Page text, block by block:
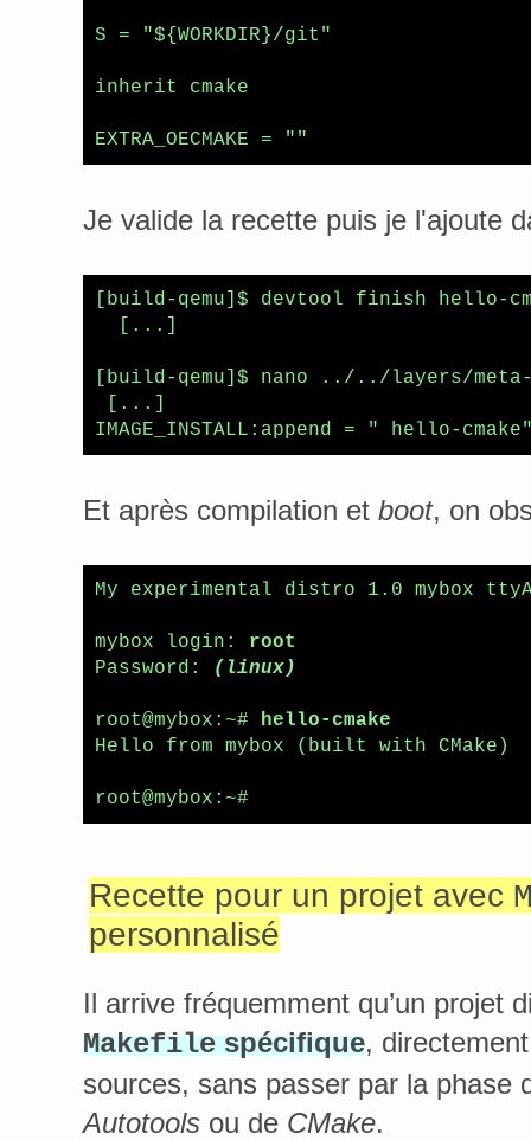
S = "${WORKDIR}/git"
inherit cmake
EXTRA_OECMAKE = ""
Je valide la recette puis je l'ajoute
[build-qemu]$ devtool finish hello-
  [...]
[build-qemu]$ nano ../../layers/meta-
[...]
IMAGE_INSTALL:append = " hello-
Et après compilation et boot, on
My experimental distro 1.0 mybox
mybox login: root
Password:
(linux)
root@mybox:~# hello-cmake
Hello from mybox (built with CMake)
root@mybox:~#
Recette pour un projet avec
personnalisé
Il arrive fréquemment qu’un projet
Makefilespécifique,
sources, sans passer par la phase
Autotools ou de CMake.